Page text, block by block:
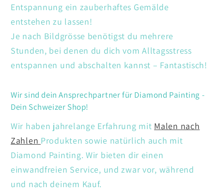
Entspannung ein zauberhaftes Gemälde
entstehen zu lassen!
Je nach Bildgrösse benötigst du mehrere
Stunden, bei denen du dich vom Alltagsstress
entspannen und abschalten kannst – Fantastisch!
Wir sind dein Ansprechpartner für Diamond Painting -
Dein Schweizer Shop!
Wir haben jahrelange Erfahrung mit Malen nach
Zahlen Produkten sowie natürlich auch mit
Diamond Painting. Wir bieten dir einen
einwandfreien Service, und zwar vor, während
und nach deinem Kauf.